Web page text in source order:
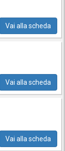
Vai alla scheda
Vai alla scheda
Vai alla scheda